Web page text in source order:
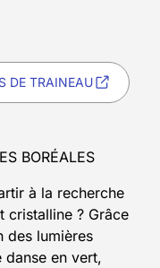
DE TRAINEAU
BORÉALES
à la recherche
cristalline ? Grâce
des lumières
en vert,